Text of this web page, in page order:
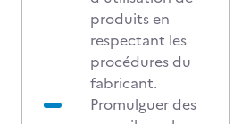
produits en
respectant les
procédures du
fabricant.
Promulguer des